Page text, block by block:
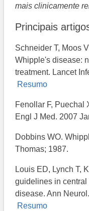
mais clinicamente
Principais
Schneider T, Moos
Whipple's disease:
treatment. Lancet
Resumo
Fenollar F, Puechal
Engl J Med. 2007
Dobbins WO.
Thomas; 1987.
Louis ED, Lynch T,
guidelines in
disease. Ann
Resumo